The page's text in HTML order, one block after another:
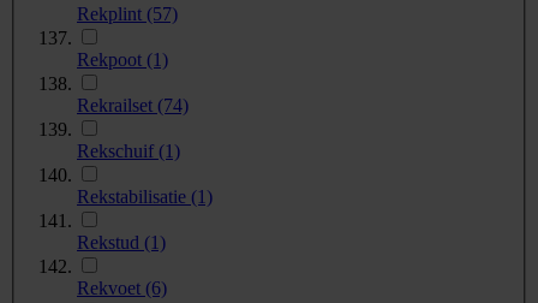
Rekplint (57)
Rekpoot (1)
Rekrailset (74)
Rekschuif (1)
Rekstabilisatie (1)
Rekstud (1)
Rekvoet (6)